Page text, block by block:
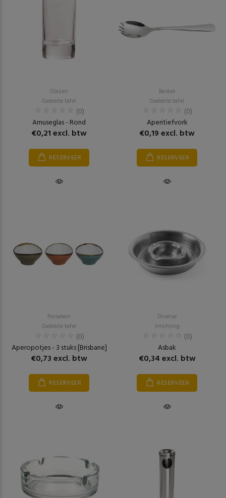
Glazen
Gedekte tafel
(0)
Amuseglas - Rond
€0,21 excl. btw
RESERVEER
Bestek
Gedekte tafel
(0)
Aperitiefvork
€0,19 excl. btw
RESERVEER
Porselein
Gedekte tafel
(0)
Aperopotjes - 3 stuks [Brisbane]
€0,73 excl. btw
RESERVEER
Diverse
Inrichting
(0)
Asbak
€0,34 excl. btw
RESERVEER